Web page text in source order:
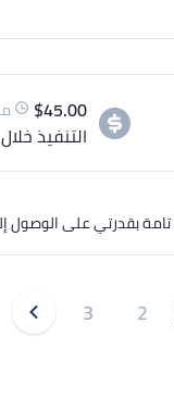
$45.00
التنفيذ
2
3